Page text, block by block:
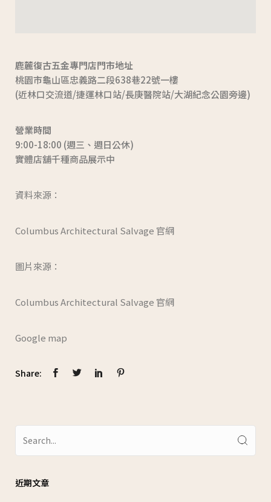
鹿麓復古五金專門店門市地址
桃園市龜山區忠義路二段638巷22號一樓
(近林口交流道/捷運林口站/長庚醫院站/大湖紀念公園旁邊)
營業時間
9:00-18:00 (週三、週日公休)
實體店舖千種商品展示中
資料來源：
Columbus Architectural Salvage 官網
圖片來源：
Columbus Architectural Salvage 官網
Google map
Share:
近期文章